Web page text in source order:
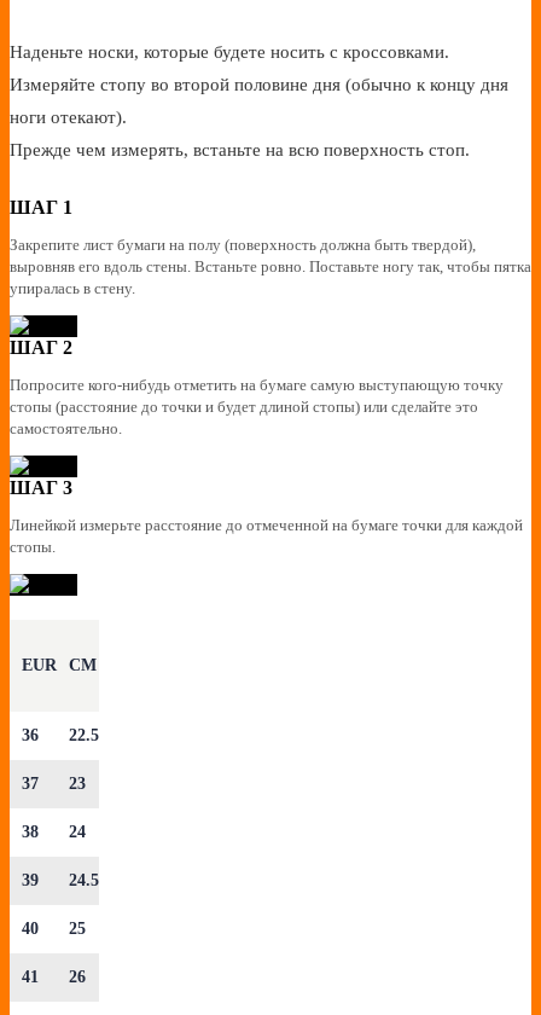
Наденьте носки, которые будете носить с кроссовками.
Измеряйте стопу во второй половине дня (обычно к концу дня
ноги отекают).
Прежде чем измерять, встаньте на всю поверхность стоп.
ШАГ 1
Закрепите лист бумаги на полу (поверхность должна быть твердой),
выровняв его вдоль стены. Встаньте ровно. Поставьте ногу так, чтобы пятка
упиралась в стену.
EUR CM
36 22.5
37 23
38 24
39 24.5
40 25
41 26
ШАГ 2
Попросите кого-нибудь отметить на бумаге самую выступающую точку
стопы (расстояние до точки и будет длиной стопы) или сделайте это
самостоятельно.
ШАГ 3
Линейкой измерьте расстояние до отмеченной на бумаге точки для каждой
стопы.